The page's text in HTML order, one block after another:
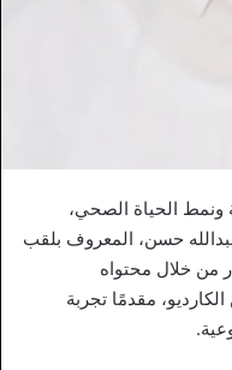
ونمط الحياة الصحي،
حسن، المعروف بلقب
من خلال محتواه
مقدمًا تجربة